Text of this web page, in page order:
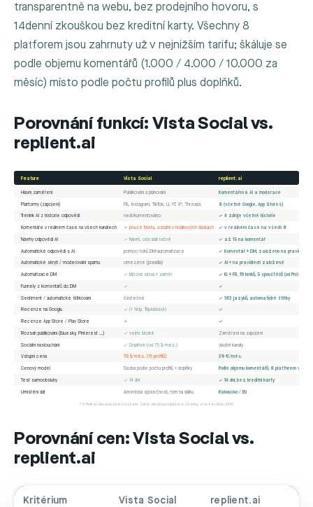
transparentně na webu, bez prodejního hovoru, s
14denní zkouškou bez kreditní karty. Všechny 8
platforem jsou zahrnuty už v nejnižším tarifu; škáluje se
podle objemu komentářů (1.000 / 4.000 / 10.000 za
měsíc) místo podle počtu profilů plus doplňků.
Porovnání funkcí: Vista Social vs.
replient.ai
Feature Vista Social replient.ai
Hlavní zaměření Publikování a plánování Komentářová AI a moderace
Platformy (zapojení) FB, Instagram, TikTok, LI, YT, X*, Threads 8 (včetně Google, App Stores)
Trénink AI z historie odpovědí nedokumentováno ✓ 4 zdroje včetně historie
Komentáře v reálném čase na všech kanálech ✗ pouze Meta, ostatní v hodinových dávkách ✓ v reálném čase na všech 8
Návrhy odpovědí AI ✓ Návrh, odeslat ručně ✓ až 15 na komentář
Automatické odpovědi s AI pomocí toků DM-automatizace ✓ Komentář + DM, založeno na pravidlech
Automatické skrytí / moderování spamu omezené (pravidla) ✓ AI + na pravidlech založené
Automatizace DM ✓ klíčová slova + záměr ✓ IG + FB, 19 kroků, 5 spouštěčů (od Pro)
Funnely z komentářů do DM ✓ ✓
Sentiment / automatické štítkování částečně ✓ 183 jazyků, automatické štítky
Recenze na Googlu ✓ (+ Yelp, TripAdvisor) ✓
Recenze App Store / Play Store ✗ ✓
Rozsah publikování (Bluesky, Pinterest …) ✓ velmi široké Zaměření na zapojení
Sociální naslouchání ✓ Doplňek (od 75 $/měs.) vlastní kanály
Vstupní cena 79 $/měs. (15 profilů) 39 €/měs.
Cenový model Sazba podle počtu profilů + doplňky Podle objemu komentářů, 8 platforem včetně
Test samoobsluhy ✓ 14 dní ✓ 14 dní, bez kreditní karty
Umístění dat Americká společnost, tým na dálku Rakousko / EU
* X/Twitter jako placené rozšíření. Zdroj: oficiální produktové stránky, stav k květnu 2026
Porovnání cen: Vista Social vs.
replient.ai
Kritérium Vista Social replient.ai